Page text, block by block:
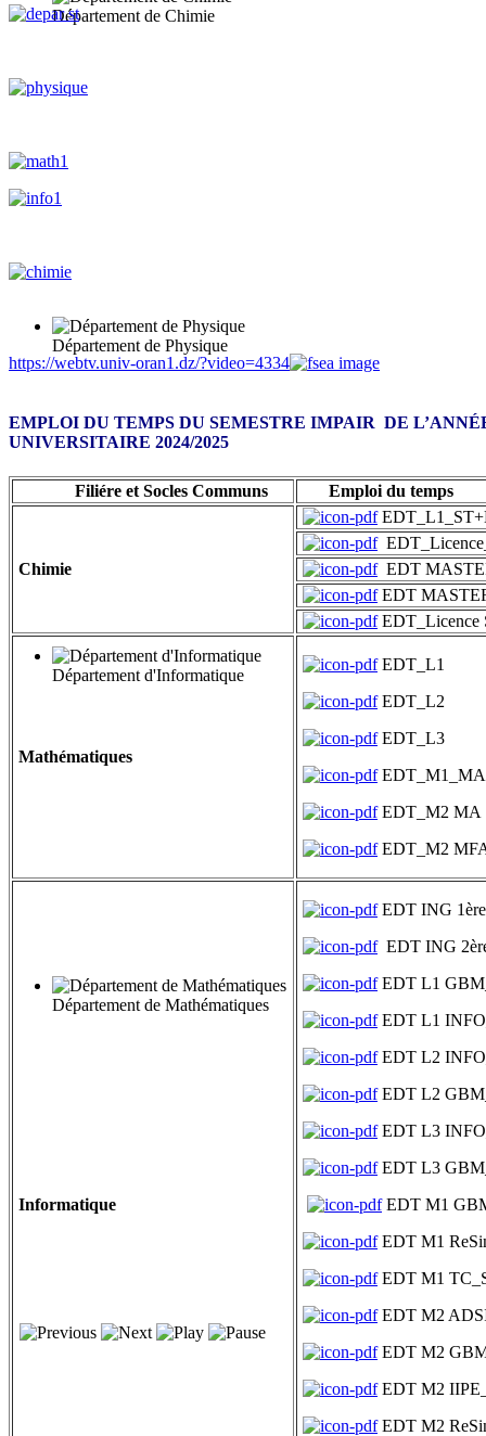
Département de Chimie
Département de Physique
Département d'Informatique
Département de Mathématiques
https://webtv.univ-oran1.dz/?video=4334
EMPLOI DU TEMPS DU SEMESTRE IMPAIR DE
UNIVERSITAIRE 2024/2025
Filiére et Socles Communs Emploi du temps
Chimie
EDT
EDT
EDT_Licence
Mathématiques
EDT_L1
EDT_L2
EDT_L3
EDT_M2 MA
EDT_M2
Informatique
EDT ING 1ère
EDT ING
EDT L1
EDT L1
EDT L2
EDT L2
EDT L3
EDT L3
EDT M1
EDT M1
EDT M1
EDT M2
EDT M2
EDT M2
EDT M2